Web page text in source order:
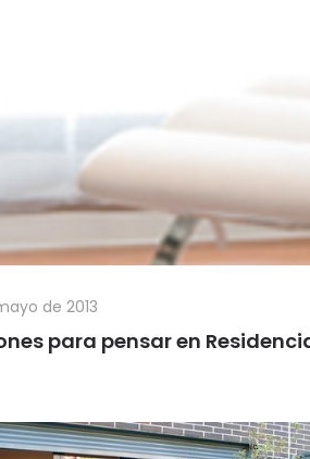
para pensar en
de 2013